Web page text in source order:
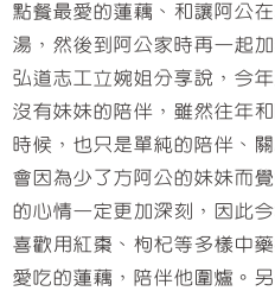
點餐最愛的蓮藕、和讓阿公
湯，然後到阿公家時再一起加
弘道志工立婉姐分享說，今
沒有妹妹的陪伴，雖然往年
時候，也只是單純的陪伴、
會因為少了方阿公的妹妹而
的心情一定更加深刻，因此
喜歡用紅棗、枸杞等多樣中
愛吃的蓮藕，陪伴他圍爐。